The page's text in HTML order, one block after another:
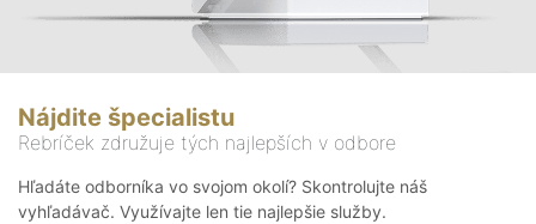
Nájdite špecialistu
Rebríček združuje tých najlepších v odbore
Hľadáte odborníka vo svojom okolí? Skontrolujte náš
vyhľadávač. Využívajte len tie najlepšie služby.